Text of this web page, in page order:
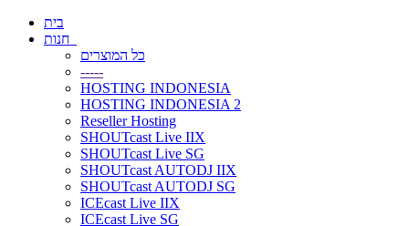
בית
כל המוצרים
-----
HOSTING INDONESIA
HOSTING INDONESIA 2
Reseller Hosting
SHOUTcast Live IIX
SHOUTcast Live SG
SHOUTcast AUTODJ IIX
SHOUTcast AUTODJ SG
ICEcast Live IIX
ICEcast Live SG